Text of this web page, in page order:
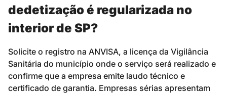
dedetização é regularizada no
interior de SP?
Solicite o registro na ANVISA, a licença da Vigilância
Sanitária do município onde o serviço será realizado e
confirme que a empresa emite laudo técnico e
certificado de garantia. Empresas sérias apresentam